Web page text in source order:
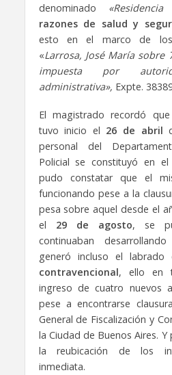
denominado
razones de salud y
esto en el marco de los
«Larrosa, José María sobre
impuesta por
administrativa», Expte.
El magistrado recordó
tuvo inicio el 26 de abril
personal del
Policial se constituyó en
pudo constatar que el
funcionando pese a la
pesa sobre aquel desde el
el 29 de agosto, se
continuaban
generó incluso el labrado
contravencional, ello en
ingreso de cuatro nuevos
pese a encontrarse
General de Fiscalización y
la Ciudad de Buenos Aires.
la reubicación de los
inmediata.